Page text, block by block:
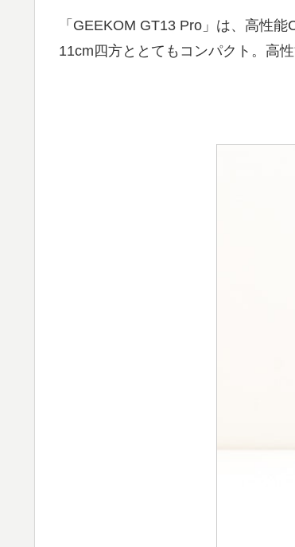
「GEEKOM GT13 Pro」は、高性
11cm四方ととてもコンパクト。高